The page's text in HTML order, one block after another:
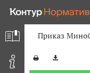
Приказ